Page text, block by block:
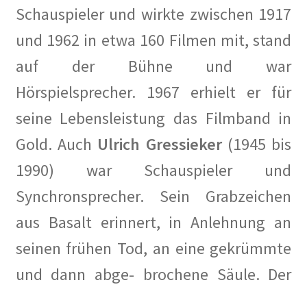
Printangebot
Buchempfehlungen
Bücher
Der Kurier
Kalender 2020
2019
Schauspieler und wirkte zwischen 1917
und 1962 in etwa 160 Filmen mit, stand
auf der Bühne und war
Hörspielsprecher. 1967 erhielt er für
seine Lebensleistung das Filmband in
Gold. Auch Ulrich Gressieker(1945 bis
1990) war Schauspieler und
Synchronsprecher. Sein Grabzeichen
aus Basalt erinnert, in Anlehnung an
seinen frühen Tod, an eine gekrümmte
und dann abge- brochene Säule. Der